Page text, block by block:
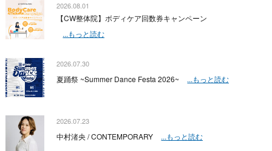
2026.08.01
【CW整体院】ボディケア回数券キャンペーン
...もっと読む
2026.07.30
夏踊祭 ~Summer Dance Festa 2026~ ...もっと読む
2026.07.23
中村渚央 / CONTEMPORARY ...もっと読む